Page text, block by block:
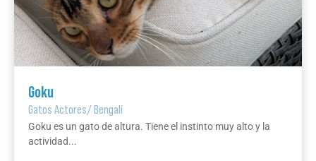
Goku
Gatos Actores/Bengalí
Goku es un gato de altura. Tiene el instinto muy alto y la
actividad...